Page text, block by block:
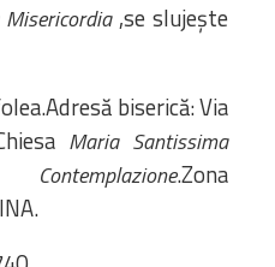
Misericordia,se slujește
biserică: Via
Maria Santissima
.Zona